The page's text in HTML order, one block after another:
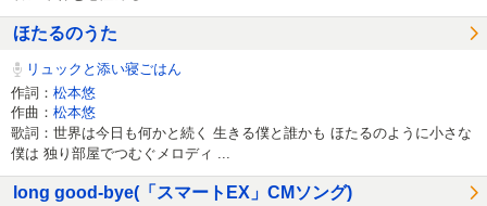
ほたるのうた
リュックと添い寝ごはん
作詞： 松本悠
作曲： 松本悠
歌詞：世界は今日も何かと続く 生きる僕と誰かも ほたるのように小さな
僕は 独り部屋でつむぐメロディ ...
long good-bye(「スマートEX」CMソング)